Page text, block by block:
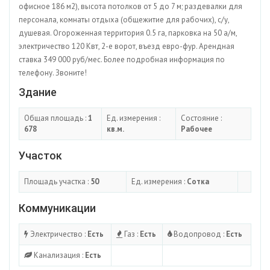
офисное 186 м2), высота потолков от 5 до 7 м; раздевалки для
персонала, комнаты отдыха (общежитие для рабочих), с/у,
душевая. Огороженная территория 0.5 га, парковка на 50 а/м,
электричество 120 Квт, 2-е ворот, въезд евро-фур. Арендная
ставка 349 000 руб/мес. Более подробная информация по
телефону. Звоните!
Здание
Общая площадь :1
678
Ед. измерения :
кв.м.
Состояние :
Рабочее
Участок
Площадь участка : 50 Ед. измерения : Сотка
Коммуникации
Электричество : Есть Газ : Есть Водопровод : Есть
Канализация : Есть